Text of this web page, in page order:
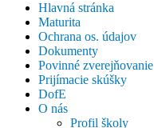
Hlavná stránka
Maturita
Ochrana os. údajov
Dokumenty
Povinné zverejňovanie
Prijímacie skúšky
DofE
O nás
Profil školy